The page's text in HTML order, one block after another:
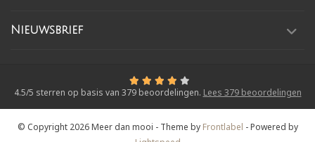
Nieuwsbrief
4.5/5 sterren op basis van 379beoordelingen. Lees 379 beoordelingen
© Copyright 2026 Meer dan mooi - Theme by Frontlabel - Powered by